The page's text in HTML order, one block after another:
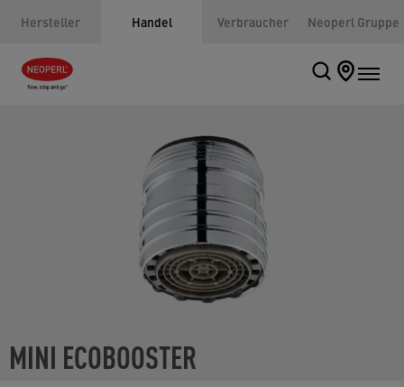
Hersteller Handel Verbraucher Neoperl Gruppe
MINI ECOBOOSTER